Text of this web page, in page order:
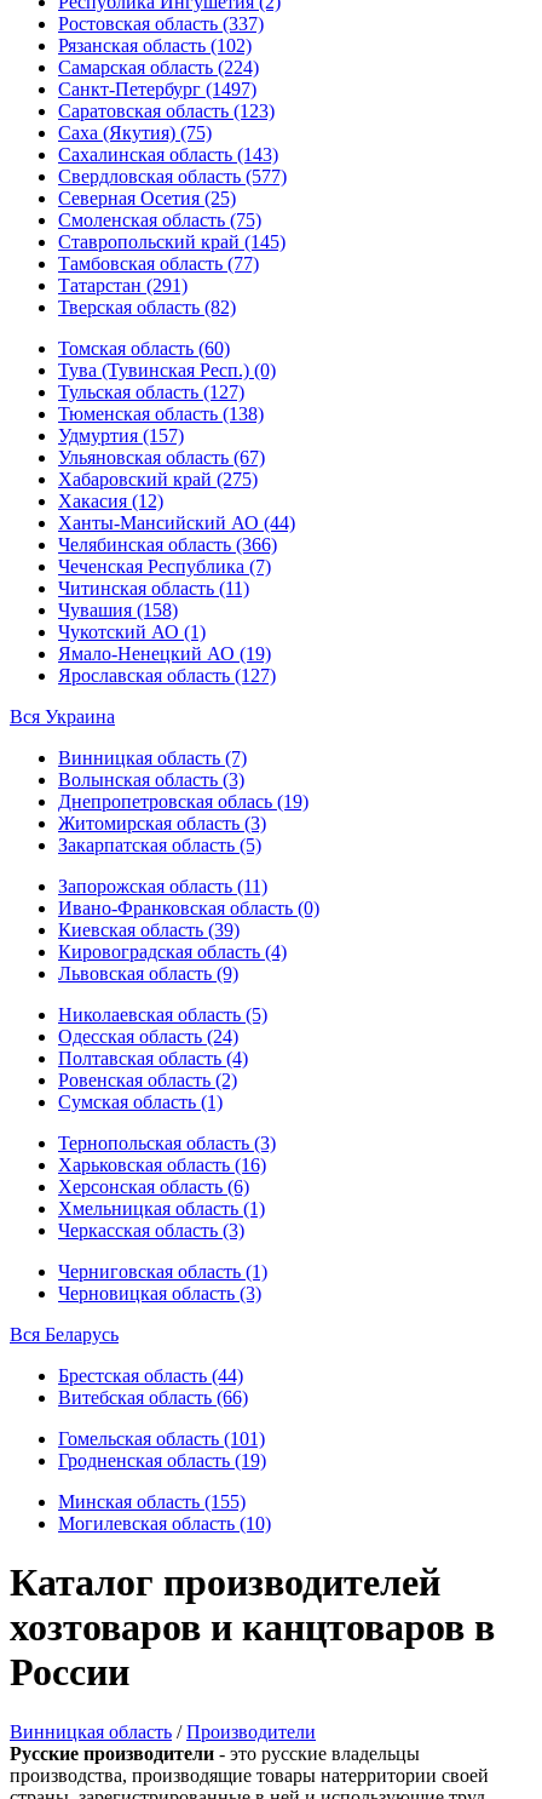
Ростовская область (337)
Рязанская область (102)
Самарская область (224)
Санкт-Петербург (1497)
Саратовская область (123)
Саха (Якутия) (75)
Сахалинская область (143)
Свердловская область (577)
Северная Осетия (25)
Смоленская область (75)
Ставропольский край (145)
Тамбовская область (77)
Татарстан (291)
Тверская область (82)
Томская область (60)
Тува (Тувинская Респ.) (0)
Тульская область (127)
Тюменская область (138)
Удмуртия (157)
Ульяновская область (67)
Хабаровский край (275)
Хакасия (12)
Ханты-Мансийский АО (44)
Челябинская область (366)
Чеченская Республика (7)
Читинская область (11)
Чувашия (158)
Чукотский АО (1)
Ямало-Ненецкий АО (19)
Ярославская область (127)
Вся Украина
Винницкая область (7)
Волынская область (3)
Днепропетровская облась (19)
Житомирская область (3)
Закарпатская область (5)
Запорожская область (11)
Ивано-Франковская область (0)
Киевская область (39)
Кировоградская область (4)
Львовская область (9)
Николаевская область (5)
Одесская область (24)
Полтавская область (4)
Ровенская область (2)
Сумская область (1)
Тернопольская область (3)
Харьковская область (16)
Херсонская область (6)
Хмельницкая область (1)
Черкасская область (3)
Черниговская область (1)
Черновицкая область (3)
Вся Беларусь
Брестская область (44)
Витебская область (66)
Гомельская область (101)
Гродненская область (19)
Минская область (155)
Могилевская область (10)
Каталог производителей
хозтоваров и канцтоваров в
России
Винницкая область /Производители
Русские производители - это русские владельцы
производства, производящие товары натерритории своей